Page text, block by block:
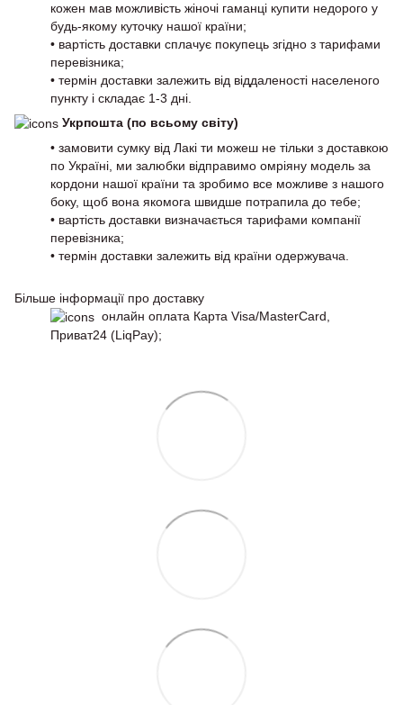
кожен мав можливість жіночі гаманці купити недорого у
будь-якому куточку нашої країни;
• вартість доставки сплачує покупець згідно з тарифами
перевізника;
• термін доставки залежить від віддаленості населеного
пункту і складає 1-3 дні.
Укрпошта (по всьому світу)
• замовити сумку від Лакі ти можеш не тільки з доставкою
по Україні, ми залюбки відправимо омріяну модель за
кордони нашої країни та зробимо все можливе з нашого
боку, щоб вона якомога швидше потрапила до тебе;
• вартість доставки визначається тарифами компанії
перевізника;
• термін доставки залежить від країни одержувача.
Більше інформації про доставку
онлайн оплата Карта Visa/MasterCard,
Приват24 (LiqPay);